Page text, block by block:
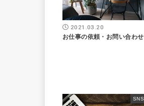
2021.03.20
お仕事の依頼・お問い合わせ
SNS